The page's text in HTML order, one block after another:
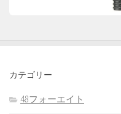
カテゴリー
48フォーエイト